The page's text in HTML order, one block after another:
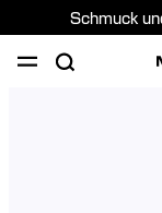
Schmuck